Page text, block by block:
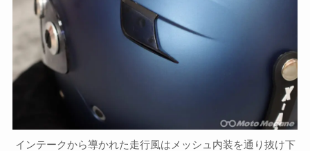
インテークから導かれた走行風はメッシュ内装を通り抜け下